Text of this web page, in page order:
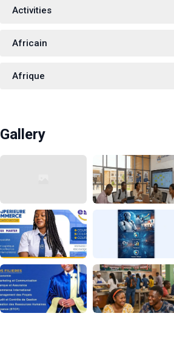
Activities
Africain
Afrique
Gallery